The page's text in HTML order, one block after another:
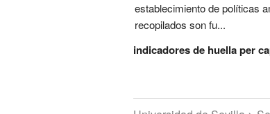
establecimiento de políticas
recopilados son fu...
indicadores de huella per